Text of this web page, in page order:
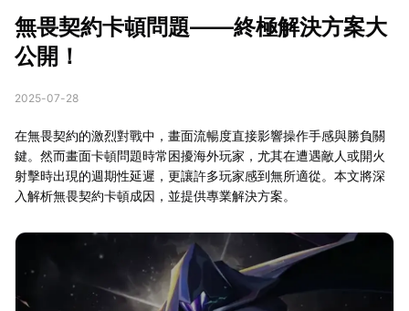
無畏契約卡頓問題——終極解決方案大
公開！
2025-07-28
在無畏契約的激烈對戰中，畫面流暢度直接影響操作手感與勝負關
鍵。然而畫面卡頓問題時常困擾海外玩家，尤其在遭遇敵人或開火
射擊時出現的週期性延遲，更讓許多玩家感到無所適從。本文將深
入解析無畏契約卡頓成因，並提供專業解決方案。